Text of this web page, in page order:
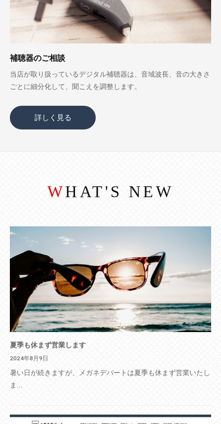
補聴器のご相談
当店が取り扱っているデジタル補聴器は、音域波長、音の大きさ
ごとに細分化して、聞こえを調整します。
詳しく見る
WHAT'S NEW
夏季も休まず営業します
2024年8月9日
暑い日が続きますが、メガネデパートは夏季も休まず営業いたし
ま...